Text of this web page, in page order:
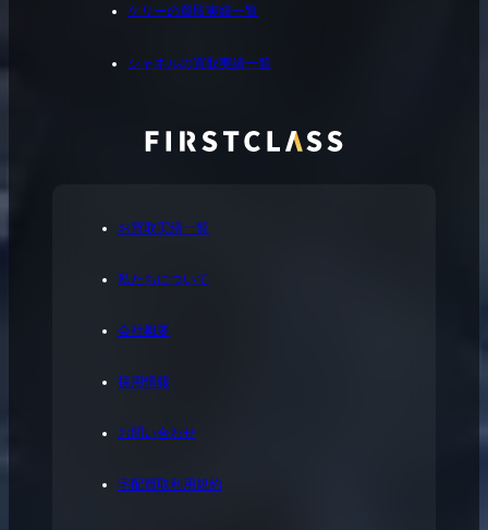
お買取実績一覧
私たちについて
会社概要
採用情報
お問い合わせ
宅配買取利用規約
ケリーの買取実績一覧
シャネルの買取実績一覧